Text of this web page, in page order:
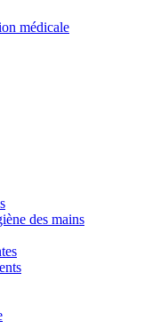
médicale
des mains